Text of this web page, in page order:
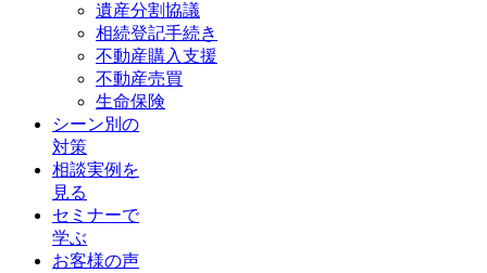
遺産分割協議
相続登記手続き
不動産購入支援
不動産売買
生命保険
シーン別の
対策
相談実例を
見る
セミナーで
学ぶ
お客様の声